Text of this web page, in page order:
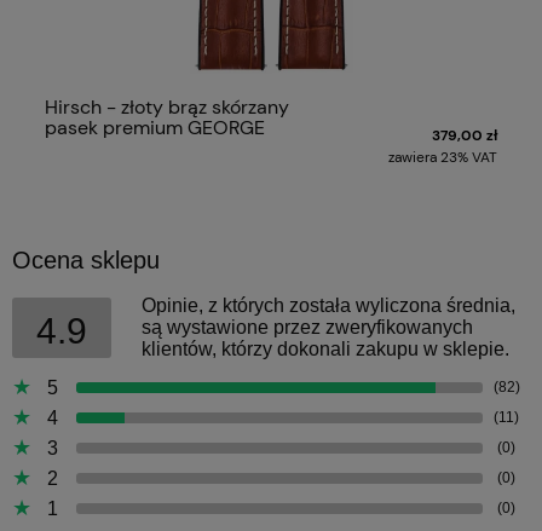
Hirsch - złoty brąz skórzany
pasek premium GEORGE
379,00 zł
zawiera 23% VAT
Ocena sklepu
4.9
Opinie, z których została wyliczona średnia,
są wystawione przez zweryfikowanych
klientów, którzy dokonali zakupu w sklepie.
5
(82)
4 (11)
3 (0)
2 (0)
1 (0)